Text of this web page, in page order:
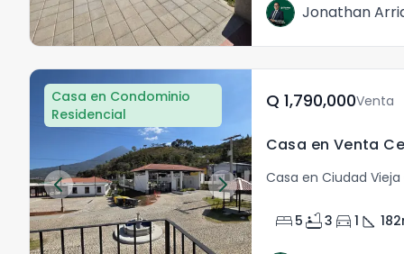
Jonathan
Casa en Condominio
Residencial
Q	1,790,000Venta
Casa en Ciudad
bed 5 bathtub3 directions_car 1 square_foot 182